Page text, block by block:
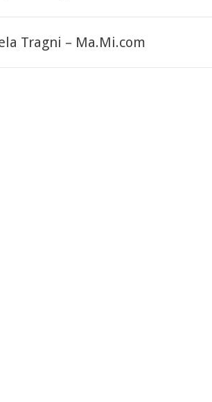
Tragni – Ma.Mi.com